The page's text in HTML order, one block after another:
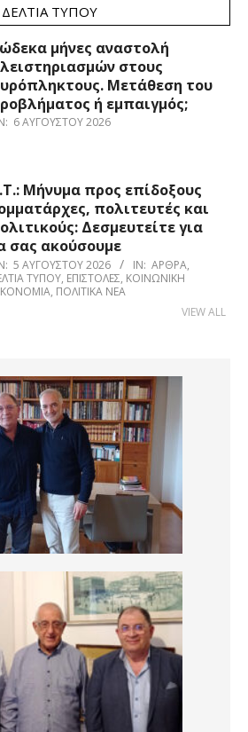
ΔΕΛΤΊΑ ΤΎΠΟΥ
μήνες αναστολή
στους
Μετάθεση του
ή εμπαιγμός;
6 ΑΥΓΟΎΣΤΟΥ 2026
Μήνυμα προς επίδοξους
πολιτευτές και
Δεσμευτείτε για
σας ακούσουμε
5 ΑΥΓΟΎΣΤΟΥ 2026 IN: ΆΡΘΡΑ,
ΤΎΠΟΥ, ΕΠΙΣΤΟΛΈΣ, ΚΟΙΝΩΝΙΚΉ
, ΠΟΛΙΤΙΚΆ ΝΈΑ
VIEW ALL